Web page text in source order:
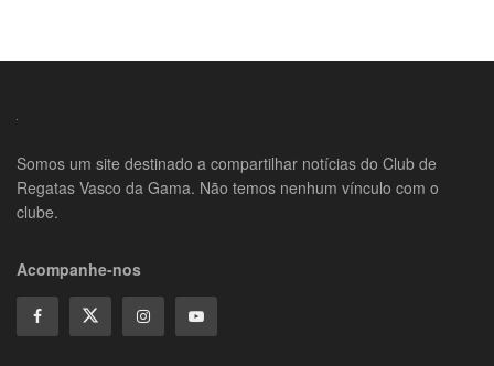
Somos um site destinado a compartilhar notícias do Club de
Regatas Vasco da Gama. Não temos nenhum vínculo com o
clube.
Acompanhe-nos